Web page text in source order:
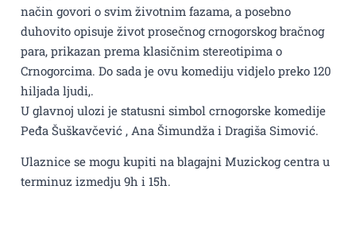
način govori o svim životnim fazama, a posebno
duhovito opisuje život prosečnog crnogorskog bračnog
para, prikazan prema klasičnim stereotipima o
Crnogorcima. Do sada je ovu komediju vidjelo preko 120
hiljada ljudi,.
U glavnoj ulozi je statusni simbol crnogorske komedije
Peđa Šuškavčević , Ana Šimundža i Dragiša Simović.
Ulaznice se mogu kupiti na blagajni Muzickog centra u
terminuz izmedju 9h i 15h.